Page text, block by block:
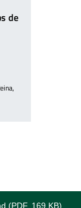
de
(PDF, 169 KB)